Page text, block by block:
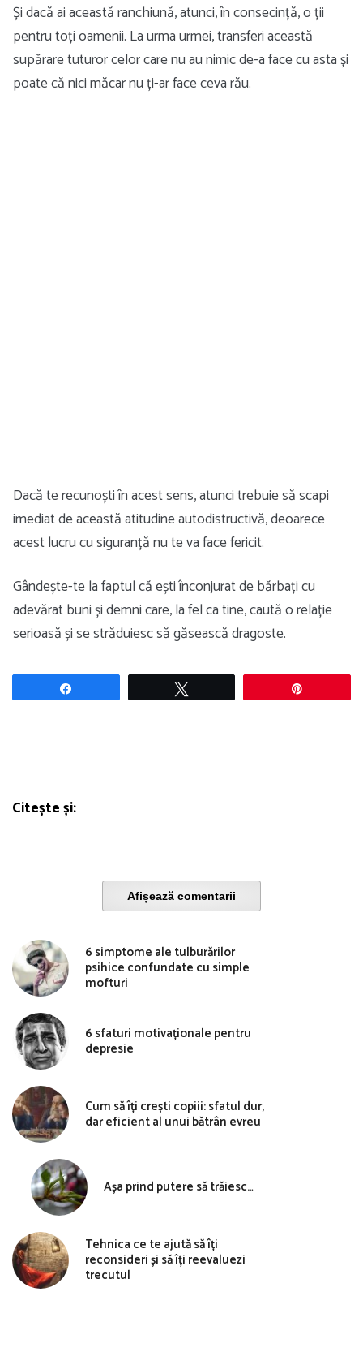
Și dacă ai această ranchiună, atunci, în consecință, o ții
pentru toți oamenii. La urma urmei, transferi această
supărare tuturor celor care nu au nimic de-a face cu asta și
poate că nici măcar nu ți-ar face ceva rău.
Dacă te recunoști în acest sens, atunci trebuie să scapi
imediat de această atitudine autodistructivă, deoarece
acest lucru cu siguranță nu te va face fericit.
Gândește-te la faptul că ești înconjurat de bărbați cu
adevărat buni și demni care, la fel ca tine, caută o relație
serioasă și se străduiesc să găsească dragoste.
Citește și:
Afișează comentarii
6 simptome ale tulburărilor
psihice confundate cu simple
mofturi
6 sfaturi motivaționale pentru
depresie
Cum să îți crești copiii: sfatul dur,
dar eficient al unui bătrân evreu
Așa prind putere să trăiesc…
Tehnica ce te ajută să îți
reconsideri și să îți reevaluezi
trecutul